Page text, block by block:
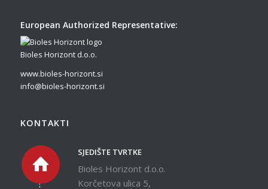
European Authorized Representative:
Bioles Horizont d.o.o.
www.bioles-horizont.si
info@bioles-horizont.si
KONTAKTI
SJEDIŠTE TVRTKE
Bioles Horizont d.o.o.
Korčetova ulica 5,